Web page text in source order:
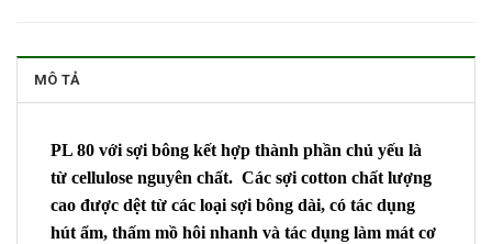
MÔ TẢ
PL 80 với sợi bông kết hợp thành phần chủ yếu là
từ cellulose nguyên chất. Các sợi cotton chất lượng
cao được dệt từ các loại sợi bông dài, có tác dụng
hút ẩm, thấm mồ hôi nhanh và tác dụng làm mát cơ